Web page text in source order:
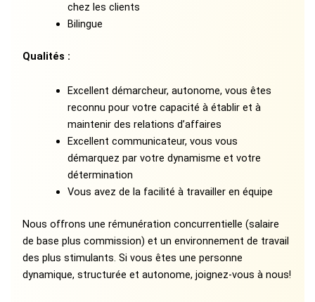
chez les clients
Bilingue
Qualités :
Excellent démarcheur, autonome, vous êtes
reconnu pour votre capacité à établir et à
maintenir des relations d’affaires
Excellent communicateur, vous vous
démarquez par votre dynamisme et votre
détermination
Vous avez de la facilité à travailler en équipe
Nous offrons une rémunération concurrentielle (salaire
de base plus commission) et un environnement de travail
des plus stimulants. Si vous êtes une personne
dynamique, structurée et autonome, joignez-vous à nous!